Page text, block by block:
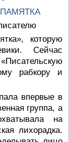
которую
Сейчас
рабкору и
впервые в
группа, а
на
лихорадка.